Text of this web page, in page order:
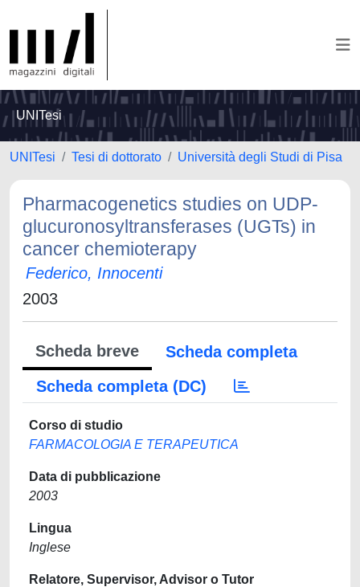
UNITesi
UNITesi Tesi di dottorato Università degli Studi di Pisa
Pharmacogenetics studies on UDP-
glucuronosyltransferases (UGTs) in
cancer chemioterapy
Federico, Innocenti
2003
Scheda breve
Scheda completa
Scheda completa (DC)
Corso di studio
FARMACOLOGIA E TERAPEUTICA
Data di pubblicazione
2003
Lingua
Inglese
Relatore, Supervisor, Advisor o Tutor